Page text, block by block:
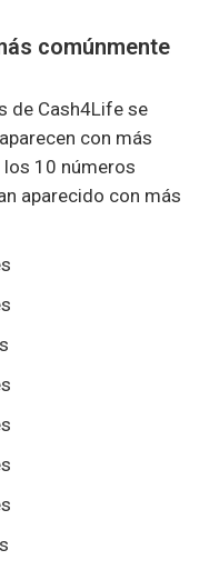
comúnmente
de Cash4Life se
con más
10 números
aparecido con más